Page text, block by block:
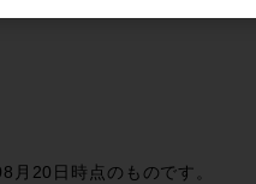
月20日時点のものです。